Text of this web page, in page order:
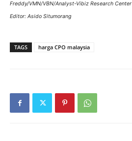
Freddy/VMN/VBN/Analyst-Vibiz Research Center
Editor: Asido Situmorang
TAGS harga CPO malaysia